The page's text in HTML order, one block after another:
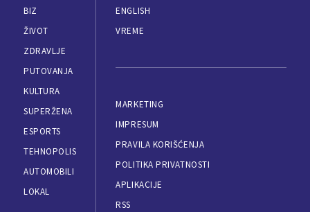
BIZ
ŽIVOT
ZDRAVLJE
PUTOVANJA
KULTURA
SUPERŽENA
ESPORTS
TEHNOPOLIS
AUTOMOBILI
LOKAL
ENGLISH
VREME
MARKETING
IMPRESUM
PRAVILA KORIŠĆENJA
POLITIKA PRIVATNOSTI
APLIKACIJE
RSS